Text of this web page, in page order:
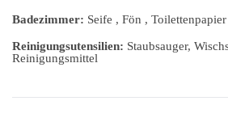
Badezimmer: Seife , Fön , Toilettenpapier
Reinigungsutensilien: Staubsauger,
Reinigungsmittel